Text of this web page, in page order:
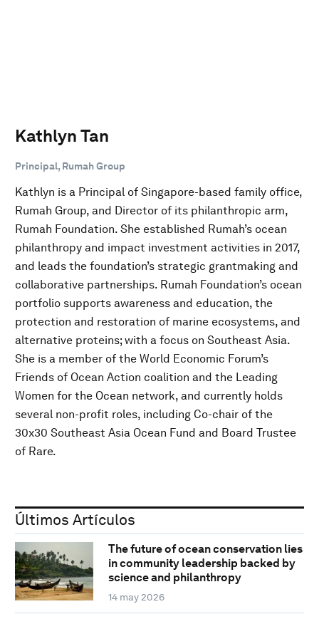
Kathlyn Tan
Principal, Rumah Group
Kathlyn is a Principal of Singapore-based family office,
Rumah Group, and Director of its philanthropic arm,
Rumah Foundation. She established Rumah’s ocean
philanthropy and impact investment activities in 2017,
and leads the foundation’s strategic grantmaking and
collaborative partnerships. Rumah Foundation’s ocean
portfolio supports awareness and education, the
protection and restoration of marine ecosystems, and
alternative proteins; with a focus on Southeast Asia.
She is a member of the World Economic Forum’s
Friends of Ocean Action coalition and the Leading
Women for the Ocean network, and currently holds
several non-profit roles, including Co-chair of the
30x30 Southeast Asia Ocean Fund and Board Trustee
of Rare.
Últimos Artículos
The future of ocean conservation lies
in community leadership backed by
science and philanthropy
14 may 2026